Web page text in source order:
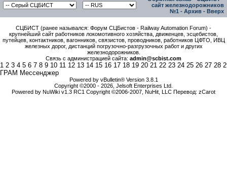
сайт железнодорожников
№1 - Архив - Вверх
СЦБИСТ (ранее назывался: Форум СЦБистов - Railway Automation Forum) -
крупнейший сайт работников локомотивного хозяйства, движенцев, эсцебистов,
путейцев, контактников, вагонников, связистов, проводников, работников ЦФТО, ИВЦ
железных дорог, дистанций погрузочно-разгрузочных работ и других
железнодорожников.
Связь с администрацией сайта: admin@scbist.com
1 2 3 4 5 6 7 8 9 10 11 12 13 14 15 16 17 18 19 20 21 22 23 24 25 26 27 28
ГРАМ Мессенджер
Powered by vBulletin® Version 3.8.1
Copyright ©2000 - 2026, Jelsoft Enterprises Ltd.
Powered by NuWiki v1.3 RC1 Copyright ©2006-2007, NuHit, LLC Перевод: zCarot